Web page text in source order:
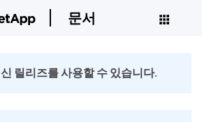
문서
릴리즈를 사용할 수 있습니다.